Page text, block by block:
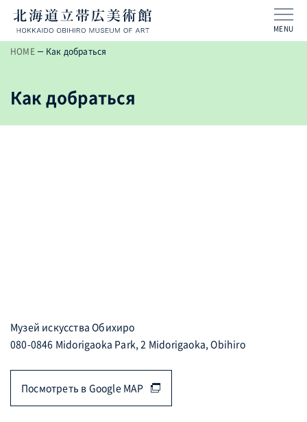
MENU
HOME Как добраться
Как добраться
Музей искусства Обихиро
080-0846 Midorigaoka Park, 2 Midorigaoka, Obihiro
Посмотреть в Google MAP